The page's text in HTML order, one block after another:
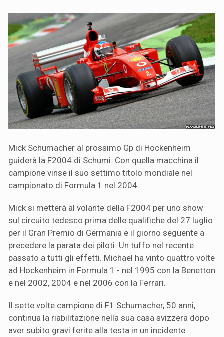
Mick Schumacher al prossimo Gp di Hockenheim
guiderà la F2004 di Schumi. Con quella macchina il
campione vinse il suo settimo titolo mondiale nel
campionato di Formula 1 nel 2004.
Mick si metterà al volante della F2004 per uno show
sul circuito tedesco prima delle qualifiche del 27 luglio
per il Gran Premio di Germania e il giorno seguente a
precedere la parata dei piloti. Un tuffo nel recente
passato a tutti gli effetti. Michael ha vinto quattro volte
ad Hockenheim in Formula 1 - nel 1995 con la Benetton
e nel 2002, 2004 e nel 2006 con la Ferrari.
Il sette volte campione di F1 Schumacher, 50 anni,
continua la riabilitazione nella sua casa svizzera dopo
aver subito gravi ferite alla testa in un incidente